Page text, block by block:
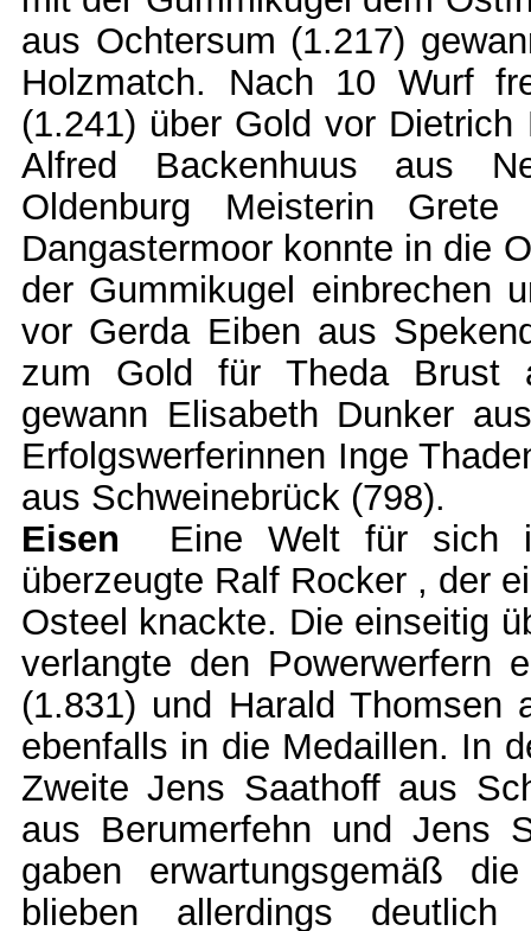
aus Ochtersum (1.217)
Holzmatch. Nach 10 Wurf
(1.241) über Gold vor
Alfred Backenhuus aus
Oldenburg Meisterin Grete
Dangastermoor konnte in die
der Gummikugel einbrechen
vor Gerda Eiben aus
zum Gold für Theda Brust
gewann Elisabeth Dunker
Erfolgswerferinnen Inge
aus Schweinebrück (798).
Eisen Eine Welt für sich
überzeugte Ralf Rocker , der
Osteel knackte. Die einseitig
verlangte den Powerwerfern
(1.831) und Harald Thomsen
ebenfalls in die Medaillen. In
Zweite Jens Saathoff aus
aus Berumerfehn und Jens
gaben erwartungsgemäß
blieben allerdings